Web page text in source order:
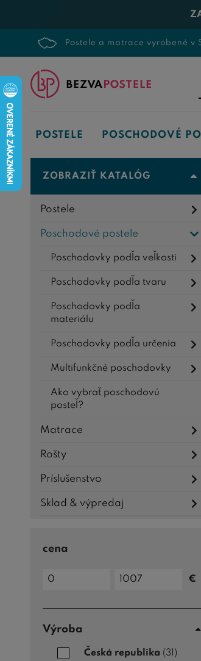
Postele a matrace vyrobené v
POSTELE POSCHODOVÉ
ZOBRAZIŤ KATALÓG
Postele
Poschodové postele
Poschodovky podľa veľkosti
Poschodovky podľa tvaru
Poschodovky podľa
materiálu
Poschodovky podľa určenia
Multifunkčné poschodovky
Ako vybrať poschodovú
posteľ?
Matrace
Rošty
Príslušenstvo
Sklad & výpredaj
cena
Cena
Cena
do
€
Výroba
Česká republika (31)